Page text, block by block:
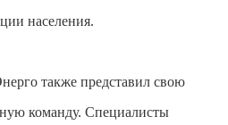
населения.
также представил свою
команду. Специалисты